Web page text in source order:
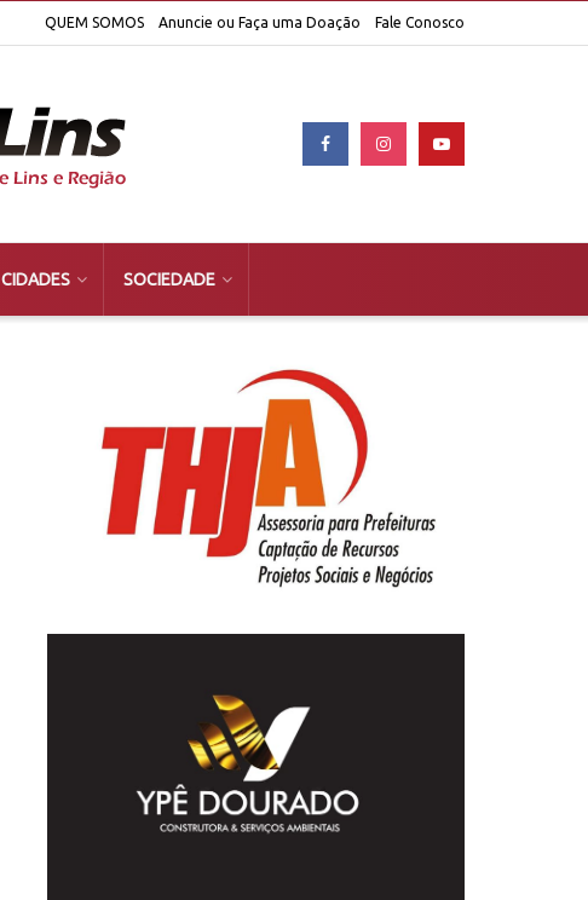
QUEM SOMOS Anuncie ou Faça uma Doação Fale Conosco
CIDADES SOCIEDADE